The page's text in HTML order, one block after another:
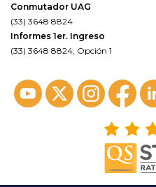
Conmutador UAG
(33) 3648 8824
Informes 1er. Ingreso
(33) 3648 8824, Opción 1